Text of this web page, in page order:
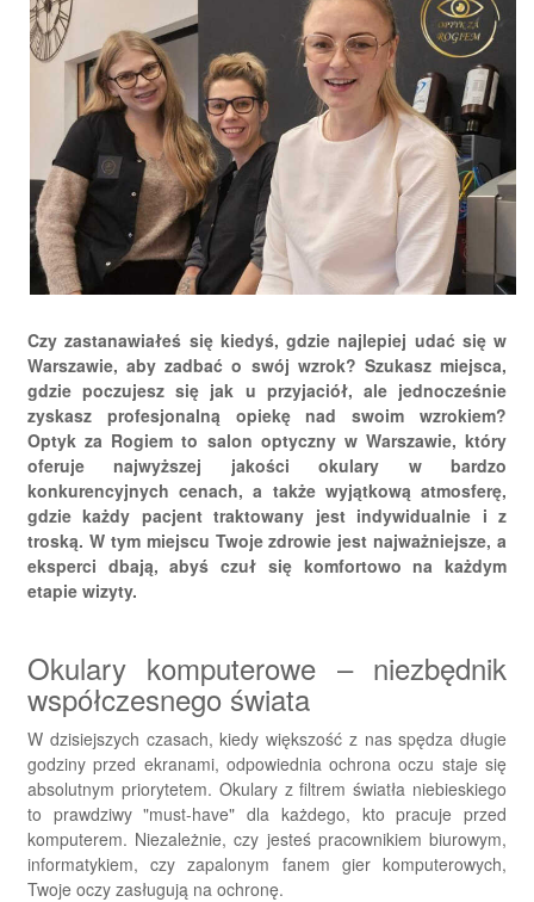
Czy zastanawiałeś się kiedyś, gdzie najlepiej udać się w
Warszawie, aby zadbać o swój wzrok? Szukasz miejsca,
gdzie poczujesz się jak u przyjaciół, ale jednocześnie
zyskasz profesjonalną opiekę nad swoim wzrokiem?
Optyk za Rogiem to salon optyczny w Warszawie, który
oferuje najwyższej jakości okulary w bardzo
konkurencyjnych cenach, a także wyjątkową atmosferę,
gdzie każdy pacjent traktowany jest indywidualnie i z
troską. W tym miejscu Twoje zdrowie jest najważniejsze, a
eksperci dbają, abyś czuł się komfortowo na każdym
etapie wizyty.
Okulary komputerowe – niezbędnik
współczesnego świata
W dzisiejszych czasach, kiedy większość z nas spędza długie
godziny przed ekranami, odpowiednia ochrona oczu staje się
absolutnym priorytetem. Okulary z filtrem światła niebieskiego
to prawdziwy "must-have" dla każdego, kto pracuje przed
komputerem. Niezależnie, czy jesteś pracownikiem biurowym,
informatykiem, czy zapalonym fanem gier komputerowych,
Twoje oczy zasługują na ochronę.